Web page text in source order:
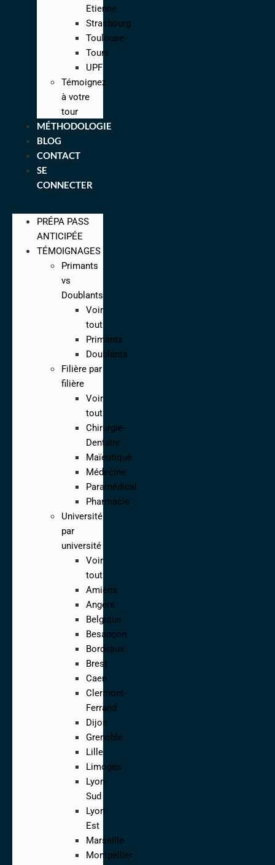
Etienne
Strasbourg
Toulouse
Tours
UPF
Témoignez
à votre
tour
MÉTHODOLOGIE
BLOG
CONTACT
SE
CONNECTER
PRÉPA PASS
ANTICIPÉE
TÉMOIGNAGES
Primants
vs
Doublants
Voir
tout
Primants
Doublants
Filière par
filière
Voir
tout
Chirurgie-
Dentaire
Maïeutique
Médecine
Paramédical
Pharmacie
Université
par
université
Voir
tout
Amiens
Angers
Belgique
Besançon
Bordeaux
Brest
Caen
Clermont-
Ferrand
Dijon
Grenoble
Lille
Limoges
Lyon-
Sud
Lyon
Est
Marseille
Montpellier